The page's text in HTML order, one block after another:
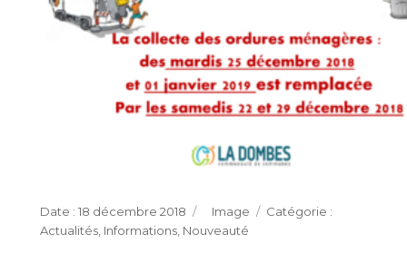
Publié
le
18 décembre 2018 Format
Image
Catégories
Actualités, Informations, Nouveauté